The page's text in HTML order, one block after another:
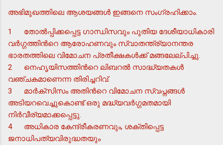
അഭിമുഖത്തിലെ ആശയങ്ങള്‍ ഇങ്ങനെ സംഗ്രഹിക്കാം.
1
തോല്‍പ്പിക്കപ്പെട്ട ഗാന്ധിസവും പുതിയ ദേശീയാധികാരി
വര്‍ഗ്ഗത്തിന്‍റെ ആരോഹണവും സ്വാതന്ത്ര്യാനന്തര
ഭാരതത്തിലെ വിമോചന പ്രതീക്ഷകള്‍ക്ക് മങ്ങലേല്പിച്ചു.
2
നെഹൃയിസത്തിന്‍റെ ലിബറല്‍ സാദ്ധ്യതകള്‍
വഞ്ചകമാണെന്ന തിരിച്ചറിവ്.
3
മാര്‍ക്സിസം അതിന്‍റെ വിമോചന സ്വപ്നങ്ങള്‍
അടിയറവെച്ചുകൊണ്ട് ഒരു മദ്ധ്യവര്‍ഗ്ഗമതമായി
നിര്‍വീര്യമാക്കപ്പെട്ടു.
4
അധികാര കേന്ദ്രീകരണവും, ശക്തിപ്പെട്ട
ജനാധിപത്യവിരുദ്ധതയും